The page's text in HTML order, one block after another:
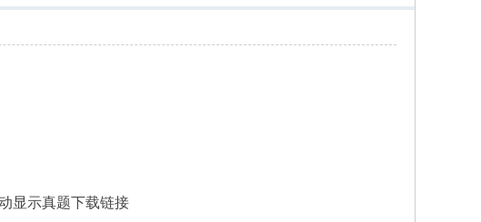
显示真题下载链接